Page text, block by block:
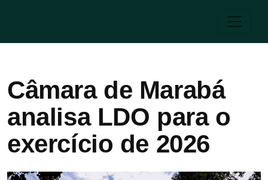
Câmara de Marabá
analisa LDO para o
exercício de 2026